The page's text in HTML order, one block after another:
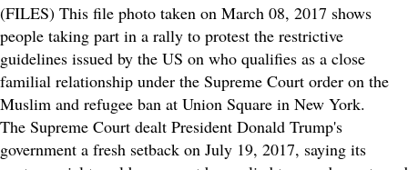
(FILES) This file photo taken on March 08, 2017 shows
people taking part in a rally to protest the restrictive
guidelines issued by the US on who qualifies as a close
familial relationship under the Supreme Court order on the
Muslim and refugee ban at Union Square in New York.
The Supreme Court dealt President Donald Trump's
government a fresh setback on July 19, 2017, saying its